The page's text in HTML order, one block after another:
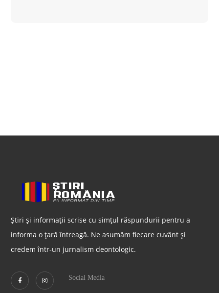
Știri și informații scrise cu simțul răspundurii pentru a
informa o țară întreagă. Ne asumăm fiecare cuvânt și
credem într-un jurnalism deontologic.
Social Media